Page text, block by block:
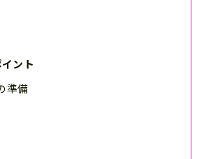
ント
準備